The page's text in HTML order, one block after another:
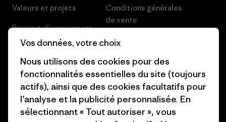
Valeurs et projets
Rapport d’avancement
Business Unusual
Objectifs climatiques
1% For The Planet
Comment nous finançons
Conditions générales
de vente
Préférences de cookie
Carrières
Presse et media
Industry program
Vos données, votre choix
Nous utilisons des cookies pour des
fonctionnalités essentielles du site (toujours
actifs), ainsi que des cookies facultatifs pour
l’analyse et la publicité personnalisée. En
sélectionnant « Tout autoriser », vous